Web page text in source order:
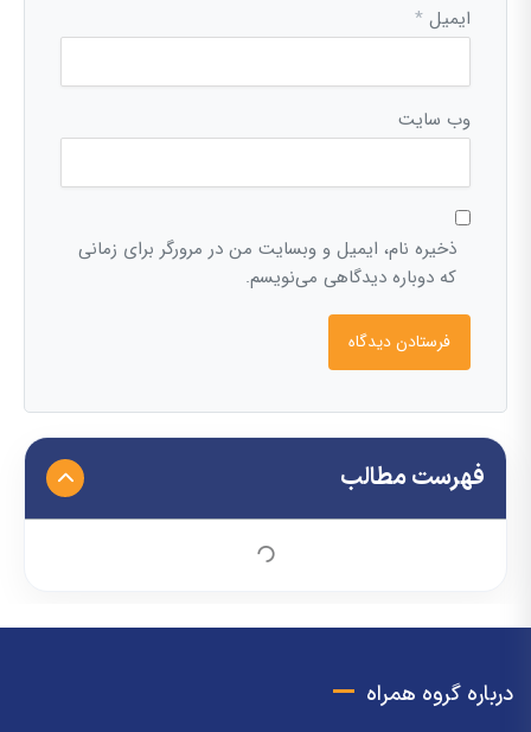
ایمیل *
وب‌ سایت
ذخیره نام، ایمیل و وبسایت من در مرورگر برای زمانی
که دوباره دیدگاهی می‌نویسم.
فهرست مطالب
درباره گروه همراه